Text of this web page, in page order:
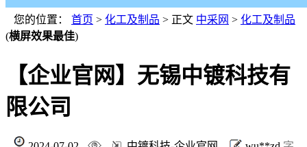
您的位置： 首页 > 化工及制品 > 正文 中采网 > 化工及制品
(横屏效果最佳)
【企业官网】无锡中镀科技有
限公司